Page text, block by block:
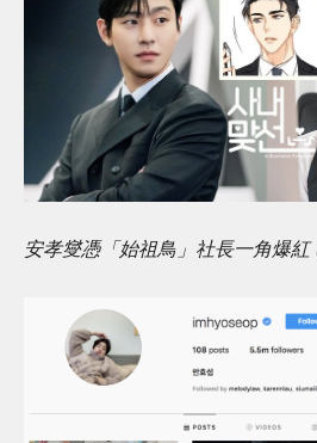
安孝燮憑「始祖鳥」社長一角爆紅